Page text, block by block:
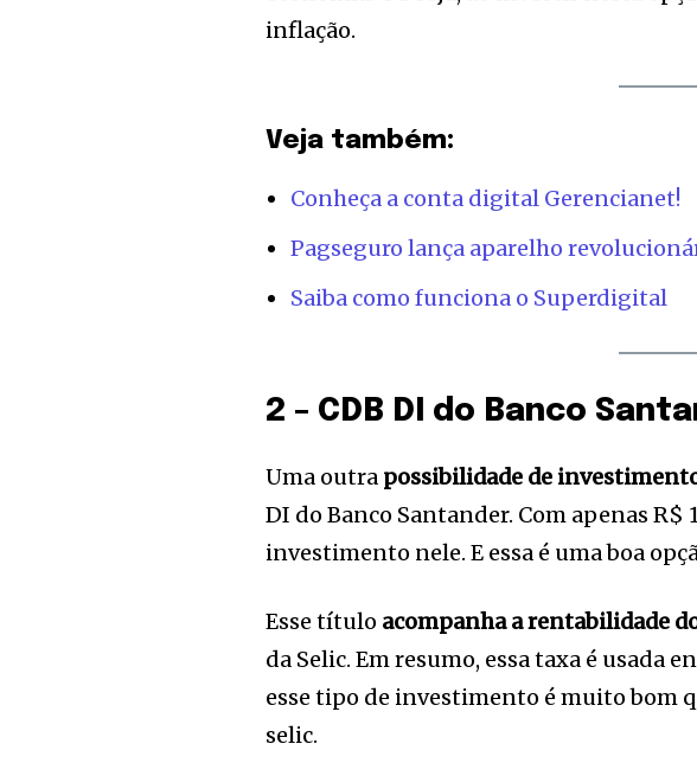
inflação.
Veja também:
Conheça a conta digital Gerencianet!
Pagseguro lança aparelho
Saiba como funciona o Superdigital
2 – CDB DI do Banco
Uma outra possibilidade de
DI do Banco Santander. Com apenas R$
investimento nele. E essa é uma boa
Esse título acompanha a rentabilidade
da Selic. Em resumo, essa taxa é usada
esse tipo de investimento é muito bom
selic.